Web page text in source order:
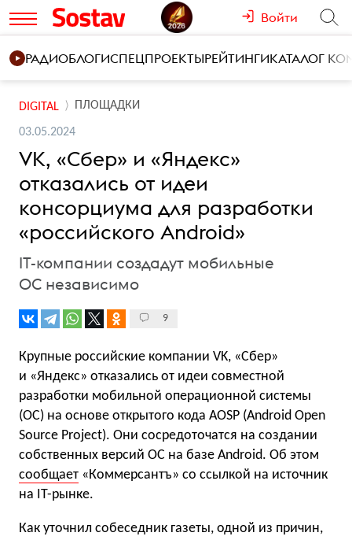
Войти
РАДИОБЛОГИСПЕЦПРОЕКТЫРЕЙТИНГИКАТАЛОГ
DIGITAL ПЛОЩАДКИ
03.05.2024
VK, «Сбер» и «Яндекс»
отказались от идеи
консорциума для разработки
«российского Android»
IT-компании создадут мобильные
ОС независимо
9
Крупные российские компании VK, «Сбер»
и «Яндекс» отказались от идеи совместной
разработки мобильной операционной системы
(ОС) на основе открытого кода AOSP (Android Open
Source Project). Они сосредоточатся на создании
собственных версий ОС на базе Android. Об этом
сообщает «Коммерсантъ» со ссылкой на источник
на IT-рынке.
Как уточнил собеседник газеты, одной из причин,